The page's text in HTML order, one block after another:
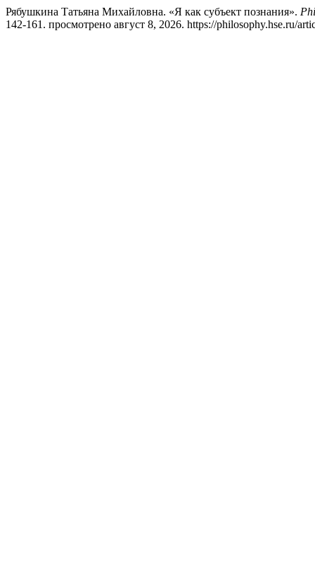
Рябушкина Татьяна Михайловна. «Я как субъект познания».
142-161. просмотрено август 8, 2026. https://philosophy.hse.ru/